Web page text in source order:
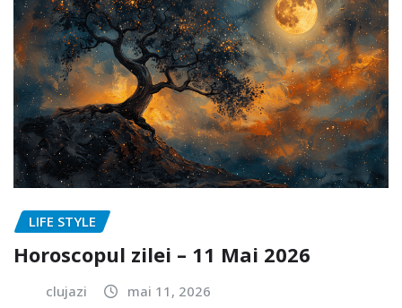
LIFE STYLE
Horoscopul zilei – 11 Mai 2026
clujazi mai 11, 2026